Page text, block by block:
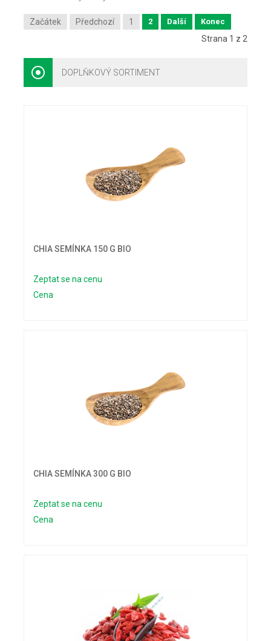
Začátek Předchozí 1 2 Další Konec
Strana 1 z 2
DOPLŇKOVÝ SORTIMENT
CHIA SEMÍNKA 150 G BIO
Zeptat se na cenu
Cena
CHIA SEMÍNKA 300 G BIO
Zeptat se na cenu
Cena